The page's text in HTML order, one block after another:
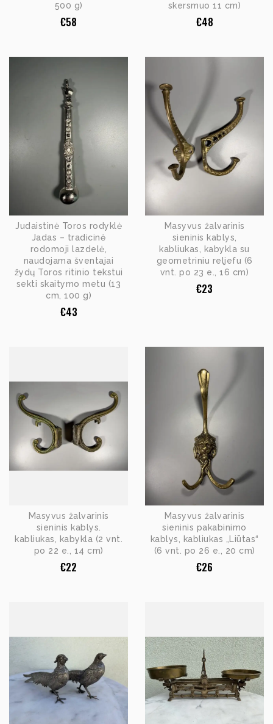
500 g)
€58
skersmuo 11 cm)
€48
Judaistinė Toros rodyklė
Jadas – tradicinė
rodomoji lazdelė,
naudojama šventajai
žydų Toros ritinio tekstui
sekti skaitymo metu (13
cm, 100 g)
€43
Masyvus žalvarinis
sieninis kablys,
kabliukas, kabykla su
geometriniu reljefu (6
vnt. po 23 e., 16 cm)
€23
Masyvus žalvarinis
sieninis kablys.
kabliukas, kabykla (2 vnt.
po 22 e., 14 cm)
€22
Masyvus žalvarinis
sieninis pakabinimo
kablys, kabliukas „Liūtas“
(6 vnt. po 26 e., 20 cm)
€26